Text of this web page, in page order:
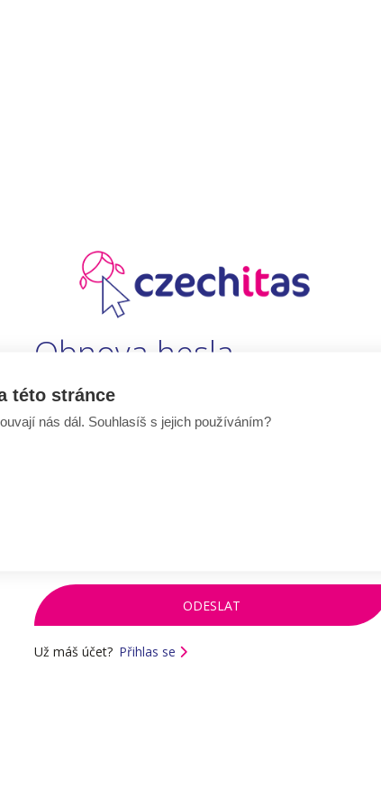
Obnova hesla
Vyplněním a odesláním e-mailové adresy, pokud máš účet
Czechitas, ti na příslušný přihlašovací e-mail přijde odkaz pro
nastavení hesla. Odkaz má omezenou platnost a lze použít
Už máš účet? Přihlas se
této stránce
nás dál. Souhlasíš s jejich používáním?